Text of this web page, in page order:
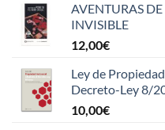
AVENTURAS
INVISIBLE
12,00€
Ley de
Decreto-Ley 8/
10,00€